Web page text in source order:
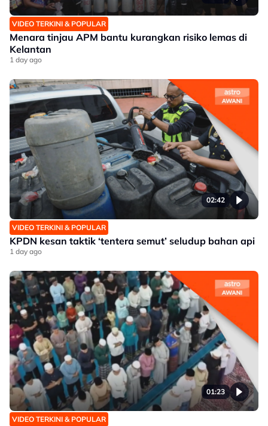
VIDEO TERKINI & POPULAR
Menara tinjau APM bantu kurangkan risiko lemas di
Kelantan
1 day ago
02:42
VIDEO TERKINI & POPULAR
KPDN kesan taktik ‘tentera semut’ seludup bahan api
1 day ago
01:23
VIDEO TERKINI & POPULAR